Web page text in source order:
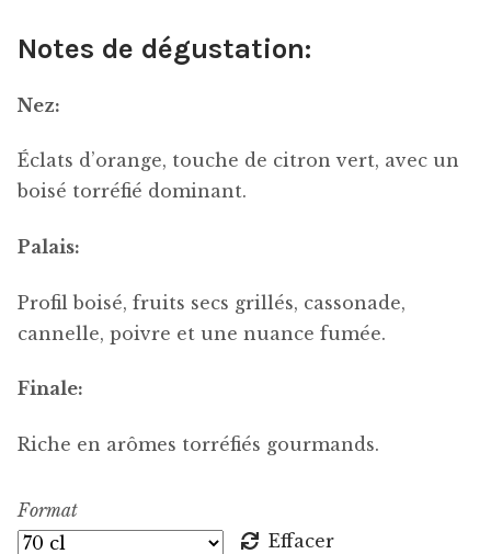
Notes de dégustation:
Nez:
Éclats d’orange, touche de citron vert, avec un
boisé torréfié dominant.
Palais:
Profil boisé, fruits secs grillés, cassonade,
cannelle, poivre et une nuance fumée.
Finale:
Riche en arômes torréfiés gourmands.
Format
Effacer